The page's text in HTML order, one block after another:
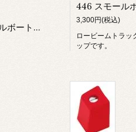
2726 NW スモールボートカー ピボッティング シャックル ノンワイヤー
3,300円(税込)
ロービームトラ
ップです。